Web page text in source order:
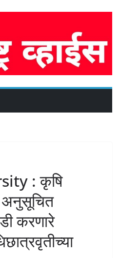
: कृषि
अनुसूचित
करणारे